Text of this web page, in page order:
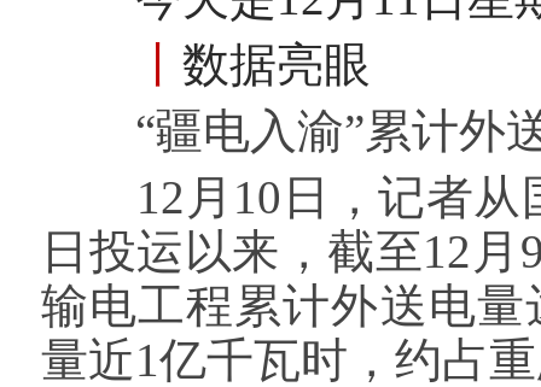
数据亮眼
“疆电入渝”累计外
12月10日，记者从
日投运以来，截至12
输电工程累计外送电
量近1亿千瓦时，约占